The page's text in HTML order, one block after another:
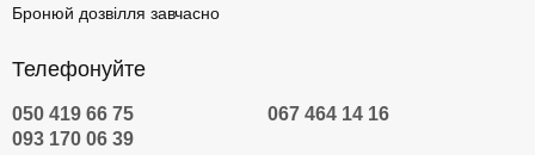
Бронюй дозвілля завчасно
Телефонуйте
050 419 66 75
067 464 14 16
093 170 06 39